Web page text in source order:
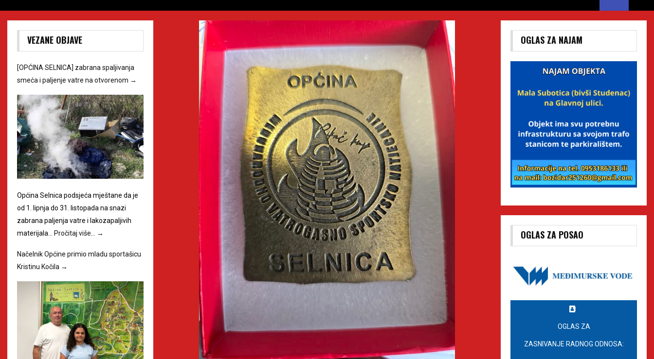
VEZANE OBJAVE
[OPĆINA SELNICA] zabrana spaljivanja
smeća i paljenje vatre na otvorenom →
Općina Selnica podsjeća mještane da je
od 1. lipnja do 31. listopada na snazi
zabrana paljenja vatre i lakozapaljivih
materijala… Pročitaj više… →
Načelnik Općine primio mladu sportašicu
Kristinu Kočila →
OGLAS ZA NAJAM
OGLAS ZA POSAO
OGLAS ZA
ZASNIVANJE RADNOG ODNOSA: